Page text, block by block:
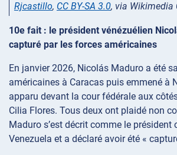
Rjcastillo, CC BY-SA 3.0, via Wikimedia
10e fait : le président vénézuélien
capturé par les forces américaines
En janvier 2026, Nicolás Maduro a été
américaines à Caracas puis emmené à
apparu devant la cour fédérale aux
Cilia Flores. Tous deux ont plaidé non
Maduro s’est décrit comme le
Venezuela et a déclaré avoir été «